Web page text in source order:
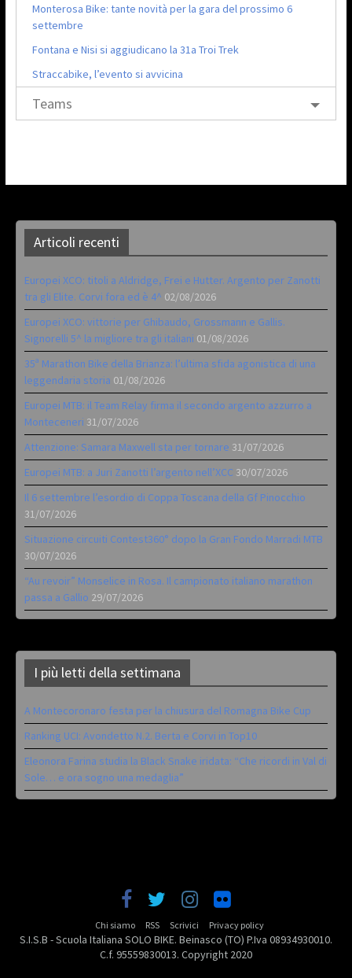
Monterosa Bike: tante novità per la gara del prossimo 6
settembre
Fontana e Nisi si aggiudicano la 31a Troi Trek
Straccabike, l’evento si avvicina
Teams
Articoli recenti
Europei XCO: titoli a Aldridge, Frei e Hutter. Argento per Zanotti
tra gli Elite. Corvi fora ed è 4^ 02/08/2026
Europei XCO: vittorie per Ghibaudo, Grossmann e Gallis.
Signorelli 5^ la migliore tra gli italiani 01/08/2026
35ª Marathon Bike della Brianza: l’ultima sfida agonistica di una
leggendaria storia 01/08/2026
Europei MTB: il Team Relay firma il secondo argento azzurro a
Monteceneri 31/07/2026
Attenzione: Samara Maxwell sta per tornare 31/07/2026
Europei MTB: a Juri Zanotti l’argento nell’XCC 30/07/2026
Il 6 settembre l’esordio di Coppa Toscana della Gf Pinocchio
31/07/2026
Situazione circuiti Contest360° dopo la Gran Fondo Marradi MTB
30/07/2026
“Au revoir” Monselice in Rosa. Il campionato italiano marathon
passa a Gallio 29/07/2026
I più letti della settimana
A Montecoronaro festa per la chiusura del Romagna Bike Cup
Ranking UCI: Avondetto N.2. Berta e Corvi in Top10
Eleonora Farina studia la Black Snake iridata: “Che ricordi in Val di
Sole… e ora sogno una medaglia”
Chi siamo RSS Scrivici Privacy policy
S.I.S.B - Scuola Italiana SOLO BIKE. Beinasco (TO) P.Iva 08934930010.
C.f. 95559830013. Copyright 2020